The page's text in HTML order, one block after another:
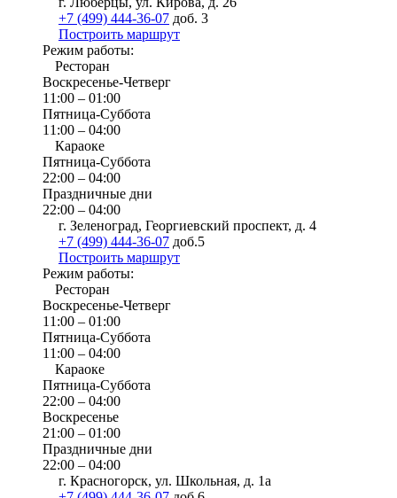
+7 (499) 444-36-07 доб. 3
Построить маршрут
Режим работы:
Ресторан
Воскресенье-Четверг
11:00 – 01:00
Пятница-Суббота
11:00 – 04:00
Караоке
Пятница-Суббота
22:00 – 04:00
Праздничные дни
22:00 – 04:00
г. Зеленоград, Георгиевский проспект, д. 4
+7 (499) 444-36-07 доб.5
Построить маршрут
Режим работы:
Ресторан
Воскресенье-Четверг
11:00 – 01:00
Пятница-Суббота
11:00 – 04:00
Караоке
Пятница-Суббота
22:00 – 04:00
Воскресенье
21:00 – 01:00
Праздничные дни
22:00 – 04:00
г. Красногорск, ул. Школьная, д. 1а